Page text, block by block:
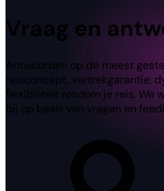
Vraag en
Antwoorden op de meest
reisconcept, vertrekgarantie,
flexibiliteit rondom je reis. We
bij op basis van vragen en